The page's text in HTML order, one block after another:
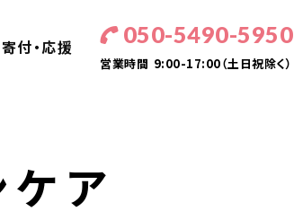
寄付・応援 050-5490-5950
営業時間 9:00-17:00（土日祝除く）
ア